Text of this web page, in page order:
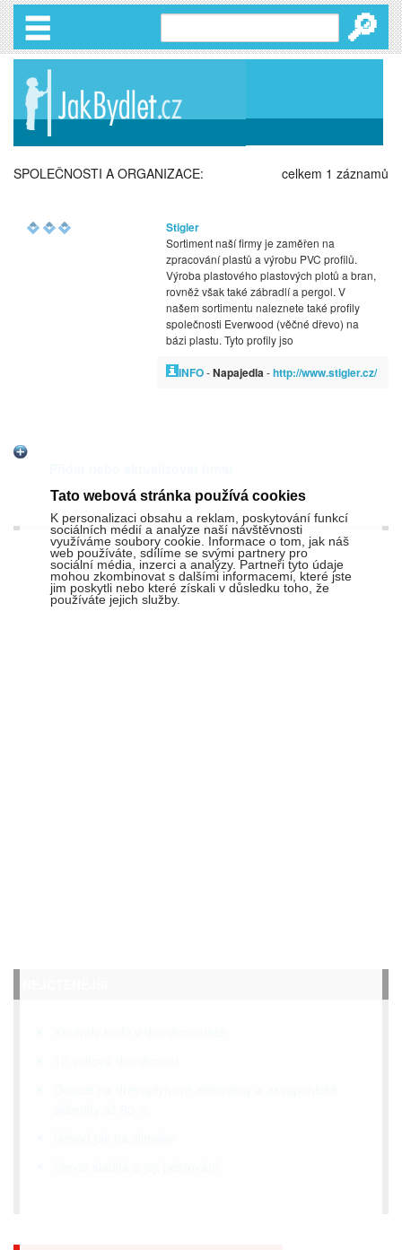
🔎
celkem 1 záznamů
SPOLEČNOSTI A ORGANIZACE:
Stigler
Sortiment naší firmy je zaměřen na
zpracování plastů a výrobu PVC profilů.
Výroba plastového plastových plotů a bran,
rovněž však také zábradlí a pergol. V
našem sortimentu naleznete také profily
společnosti Everwood (věčné dřevo) na
bázi plastu. Tyto profily jso
INFO-Napajedla-http://www.stigler.cz/
Tato webová stránka používá cookies
K personalizaci obsahu a reklam, poskytování funkcí
sociálních médií a analýze naší návštěvnosti
využíváme soubory cookie. Informace o tom, jak náš
web používáte, sdílíme se svými partnery pro
sociální média, inzerci a analýzy. Partneři tyto údaje
mohou zkombinovat s dalšími informacemi, které jste
jim poskytli nebo které získali v důsledku toho, že
používáte jejich služby.